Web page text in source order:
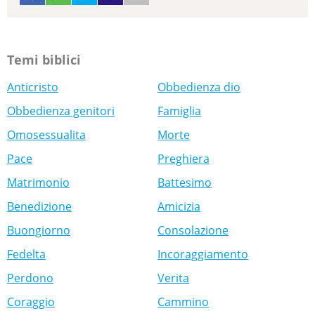
Temi biblici
Anticristo
Obbedienza dio
Obbedienza genitori
Famiglia
Omosessualita
Morte
Pace
Preghiera
Matrimonio
Battesimo
Benedizione
Amicizia
Buongiorno
Consolazione
Fedelta
Incoraggiamento
Perdono
Verita
Coraggio
Cammino